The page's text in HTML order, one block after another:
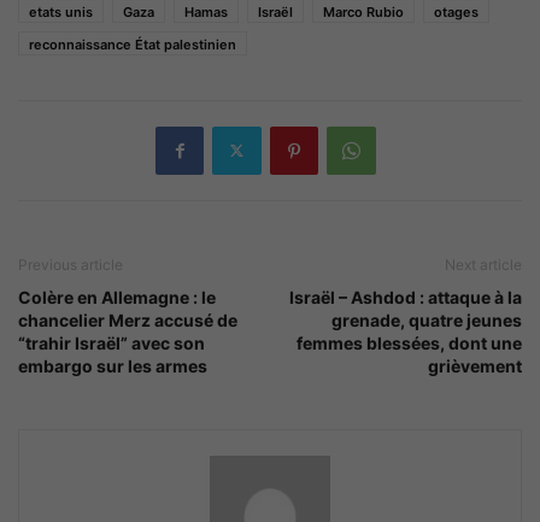
etats unis
Gaza Hamas Israël Marco Rubio
otages
reconnaissance État palestinien
Previous article
Colère en Allemagne : le
chancelier Merz accusé de
“trahir Israël” avec son
embargo sur les armes
Next article
Israël – Ashdod : attaque à la
grenade, quatre jeunes
femmes blessées, dont une
grièvement